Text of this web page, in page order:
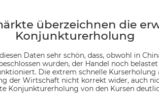
überzeichnen die
Konjunkturerholung
Daten sehr schön, dass, obwohl in
wurden, der Handel noch
Die extrem schnelle
der Wirtschaft nicht korrekt wider, auch
Konjunkturerholung von den Kursen